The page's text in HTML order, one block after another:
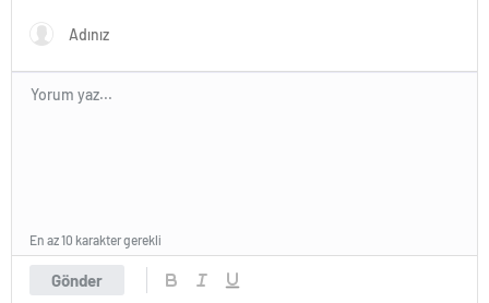
Gönder
En az 10 karakter gerekli